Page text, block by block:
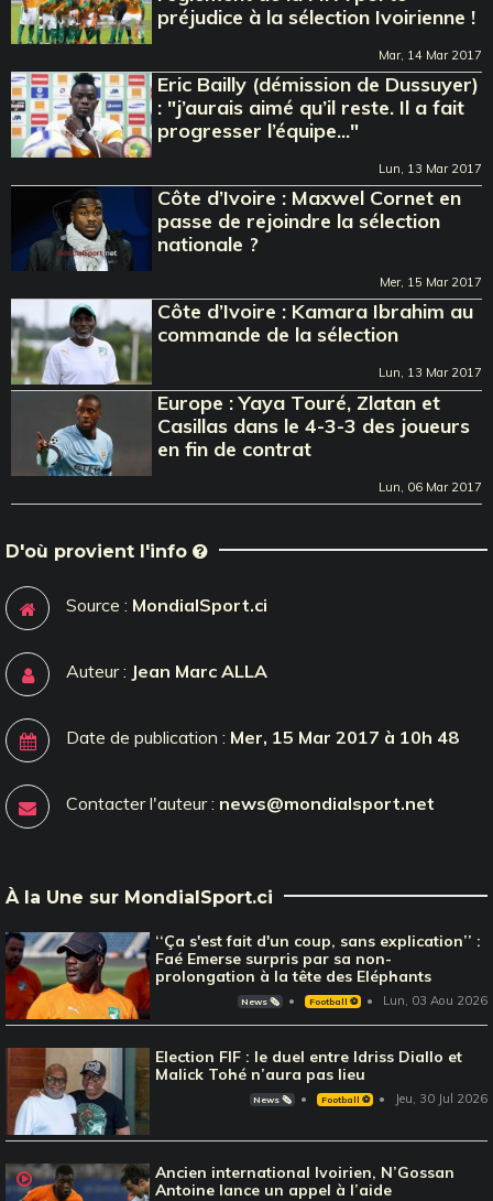
préjudice à la sélection Ivoirienne !
Mar, 14 Mar 2017
Eric Bailly (démission de Dussuyer)
: "j’aurais aimé qu’il reste. Il a fait
progresser l’équipe..."
Lun, 13 Mar 2017
Côte d’Ivoire : Maxwel Cornet en
passe de rejoindre la sélection
nationale ?
Mer, 15 Mar 2017
Côte d’Ivoire : Kamara Ibrahim au
commande de la sélection
Lun, 13 Mar 2017
Europe : Yaya Touré, Zlatan et
Casillas dans le 4-3-3 des joueurs
en fin de contrat
Lun, 06 Mar 2017
D'où provient l'info
Source : MondialSport.ci
Auteur : Jean Marc ALLA
Date de publication : Mer, 15 Mar 2017 à 10h 48
Contacter l'auteur : news@mondialsport.net
À la Une sur MondialSport.ci
‘‘Ça s'est fait d'un coup, sans explication’’ :
Faé Emerse surpris par sa non-
prolongation à la tête des Eléphants
News 🗞️ Football ⚽️ Lun, 03 Aou 2026
Election FIF : le duel entre Idriss Diallo et
Malick Tohé n’aura pas lieu
News 🗞️ Football ⚽️ Jeu, 30 Jul 2026
Ancien international Ivoirien, N’Gossan
Antoine lance un appel à l’aide